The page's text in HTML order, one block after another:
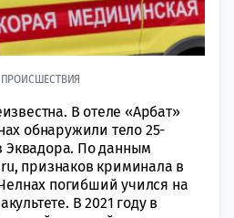
ПРОИСШЕСТВИЯ
В отеле «Арбат»
обнаружили тело 25-
Эквадора. По данным
признаков криминала в
погибший учился на
В 2021 году в